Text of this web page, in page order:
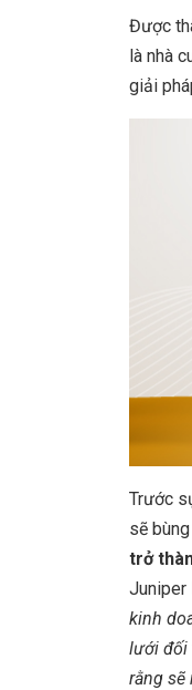
Được
là nhà
giải
Trước
sẽ
trở
Juniper
kinh
lưới đối
rằng sẽ